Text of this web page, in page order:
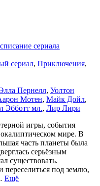
сериала
сериал, Приключения,
Пернелл, Уолтон
Мотен, Майк Дойл,
Эбботт мл., Лир Лири
игры, события
мире. В
часть планеты была
серьёзным
существовать.
под землю,
Ещё